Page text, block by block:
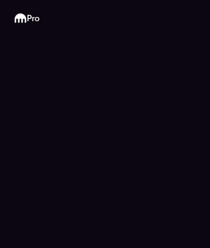
Kraken
Pro